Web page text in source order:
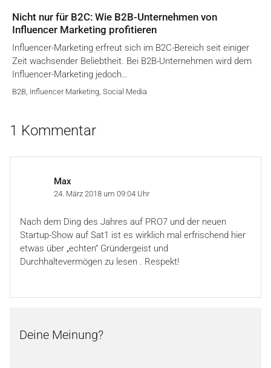
Nicht nur für B2C: Wie B2B-Unternehmen von
Influencer Marketing profitieren
Influencer-Marketing erfreut sich im B2C-Bereich seit einiger
Zeit wachsender Beliebtheit. Bei B2B-Unternehmen wird dem
Influencer-Marketing jedoch…
B2B, Influencer Marketing, Social Media
1 Kommentar
Max
24. März 2018 um 09:04 Uhr
Nach dem Ding des Jahres auf PRO7 und der neuen
Startup-Show auf Sat1 ist es wirklich mal erfrischend hier
etwas über „echten“ Gründergeist und
Durchhaltevermögen zu lesen . Respekt!
Deine Meinung?